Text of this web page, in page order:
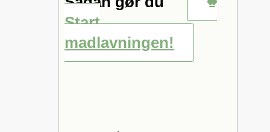
Start
madlavningen!